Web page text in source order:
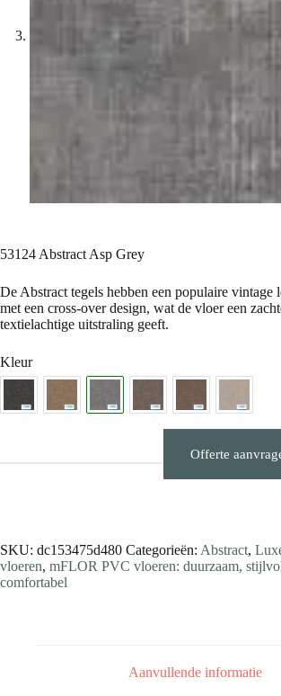
53124 Abstract Asp Grey
De Abstract tegels hebben een populaire vintage
met een cross-over design, wat de vloer een
textielachtige uitstraling geeft.
Kleur
Offerte
SKU: dc153475d480 Categorieën: Abstract,
vloeren, mFLOR PVC vloeren: duurzaam,
comfortabel
Aanvullende informatie